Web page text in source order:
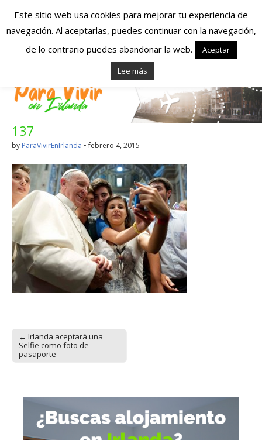
Españoles en
Irlanda – Vivir en
Irlanda – Trabajo
en Irlanda –
Alojamiento en
Irlanda
Blog dedicado a los que viven, estudian y trabajan en
Irlanda!
137
by ParaVivirEnIrlanda •febrero 4, 2015
Post navigation
← Irlanda aceptará una
Selfie como foto de
pasaporte
Este sitio web usa cookies para mejorar tu experiencia de
navegación. Al aceptarlas, puedes continuar con la navegación,
de lo contrario puedes abandonar la web.
Aceptar
Lee más